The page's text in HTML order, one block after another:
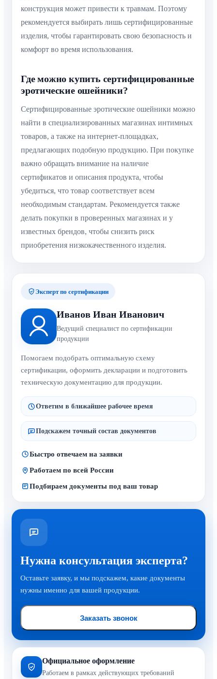
конструкция может привести к травмам. Поэтому
рекомендуется выбирать лишь сертифицированные
изделия, чтобы гарантировать свою безопасность и
комфорт во время использования.
Где можно купить сертифицированные
эротические ошейники?
Сертифицированные эротические ошейники можно
найти в специализированных магазинах интимных
товаров, а также на интернет-площадках,
предлагающих подобную продукцию. При покупке
важно обращать внимание на наличие
сертификатов и описания продукта, чтобы
убедиться, что товар соответствует всем
необходимым стандартам. Рекомендуется также
делать покупки в проверенных магазинах и у
известных брендов, чтобы снизить риск
приобретения низкокачественного изделия.
Эксперт по сертификации
Иванов Иван Иванович
Ведущий специалист по сертификации
продукции
Помогаем подобрать оптимальную схему
сертификации, оформить декларации и подготовить
техническую документацию для продукции.
Ответим в ближайшее рабочее время
Подскажем точный состав документов
Быстро отвечаем на заявки
Работаем по всей России
Подбираем документы под ваш товар
Нужна консультация эксперта?
Оставьте заявку, и мы подскажем, какие документы
нужны именно для вашей продукции.
Заказать звонок
Официальное оформление
Работаем в рамках действующих требований